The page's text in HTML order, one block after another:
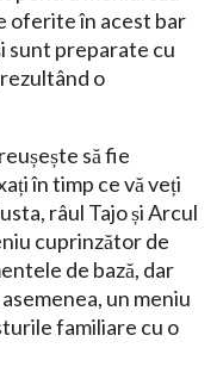
oferite în acest bar
sunt preparate cu
o
să fie
în timp ce vă veți
râul Tajo și Arcul
cuprinzător de
de bază, dar
un meniu
familiare cu o